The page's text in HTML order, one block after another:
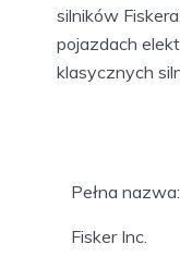
silników
pojazdach
klasycznych
Pełna nazwa:
Fisker Inc.